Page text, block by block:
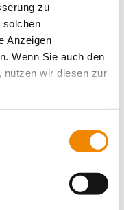
zu
solchen
Anzeigen
Wenn Sie auch den
nutzen wir diesen zur
und
von anderen
auch, wenn Sie
verwenden,